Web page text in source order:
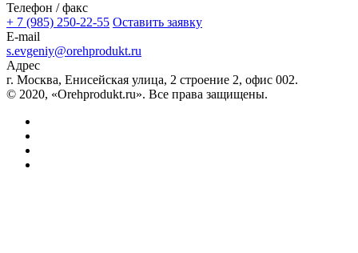
Телефон / факс
+ 7 (985) 250-22-55 Оставить заявку
E-mail
s.evgeniy@orehprodukt.ru
Адрес
г. Москва, Енисейская улица, 2 строение 2, офис 002.
© 2020, «Orehprodukt.ru». Все права защищены.